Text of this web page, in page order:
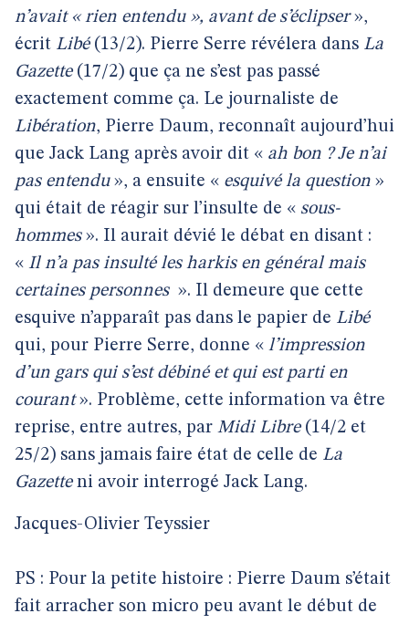
n’avait « rien entendu », avant de s’éclipser»,
écrit Libé(13/2). Pierre Serre révélera dans La
Gazette(17/2) que ça ne s’est pas passé
exactement comme ça. Le journaliste de
Libération, Pierre Daum, reconnaît aujourd’hui
que Jack Lang après avoir dit « ah bon ? Je n’ai
pas entendu», a ensuite « esquivé la question »
qui était de réagir sur l’insulte de « sous-
hommes». Il aurait dévié le débat en disant :
« Il n’a pas insulté les harkis en général mais
certaines personnes ». Il demeure que cette
esquive n’apparaît pas dans le papier de Libé
qui, pour Pierre Serre, donne « l’impression
d’un gars qui s’est débiné et qui est parti en
courant». Problème, cette information va être
reprise, entre autres, par Midi Libre(14/2 et
25/2) sans jamais faire état de celle de La
Gazetteni avoir interrogé Jack Lang.
Jacques-Olivier Teyssier
PS : Pour la petite histoire : Pierre Daum s’était
fait arracher son micro peu avant le début de